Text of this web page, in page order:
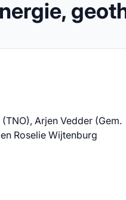
Arjen Vedder (Gem.
Roselie Wijtenburg